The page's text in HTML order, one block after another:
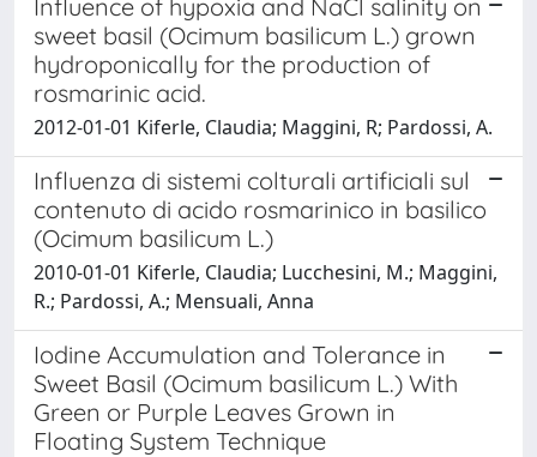
Influence of hypoxia and NaCl salinity on
sweet basil (Ocimum basilicum L.) grown
hydroponically for the production of
rosmarinic acid.
2012-01-01 Kiferle, Claudia; Maggini, R; Pardossi, A.
Influenza di sistemi colturali artificiali sul
contenuto di acido rosmarinico in basilico
(Ocimum basilicum L.)
2010-01-01 Kiferle, Claudia; Lucchesini, M.; Maggini,
R.; Pardossi, A.; Mensuali, Anna
Iodine Accumulation and Tolerance in
Sweet Basil (Ocimum basilicum L.) With
Green or Purple Leaves Grown in
Floating System Technique